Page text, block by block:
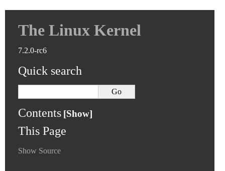
The Linux Kernel
7.2.0-rc6
Quick search
Contents
This Page
Show Source